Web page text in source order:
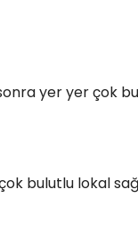
yer yer çok
bulutlu lokal